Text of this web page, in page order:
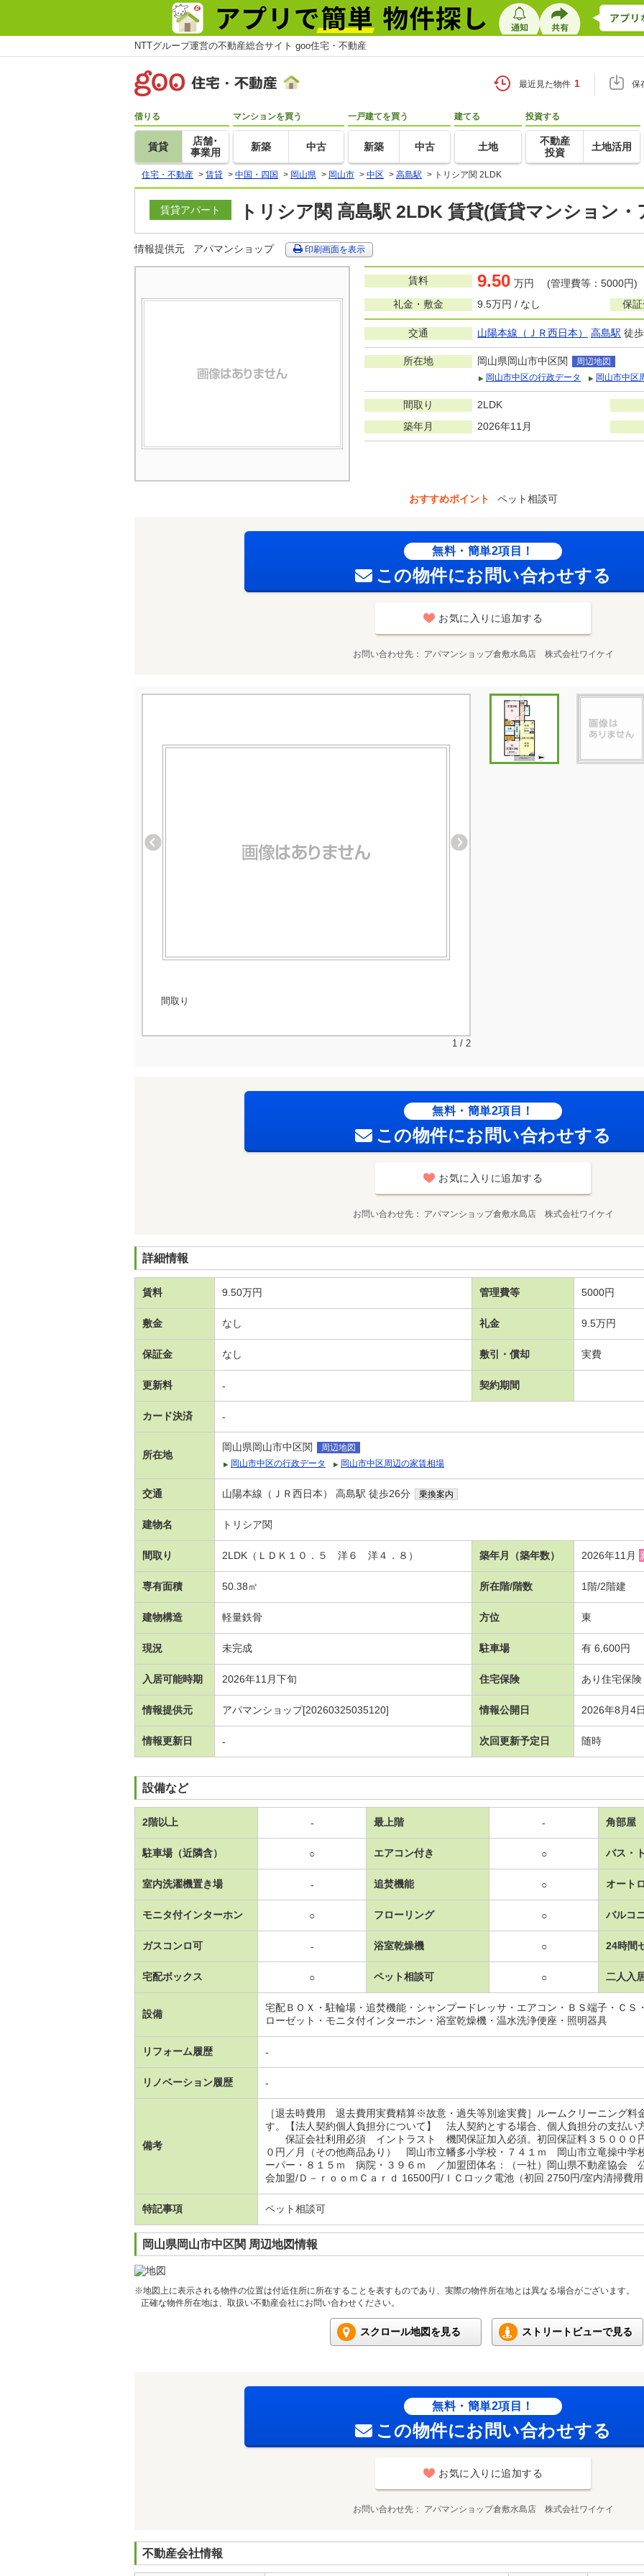
NTTグループ運営の不動産総合サイト goo住宅・不動産
最近見た物件 1 保
借りる
賃貸
店舗･
事業用
マンションを買う
新築 中古
一戸建てを買う
新築 中古
建てる
土地
投資する
不動産
投資
土地活用
住宅・不動産 > 賃貸 > 中国・四国 > 岡山県 > 岡山市 > 中区 > 高島駅 > トリシア関 2LDK
賃貸アパート トリシア関 高島駅 2LDK 賃貸(賃貸マンション・
情報提供元 アパマンショップ 印刷画面を表示
賃料 9.50 万円 (管理費等：5000円)
礼金・敷金
9.5万円 / なし 保
交通 山陽本線（ＪＲ西日本） 高島駅 徒
所在地 岡山県岡山市中区関
周辺地図
岡山市中区の行政データ
岡山市中区
間取り
2LDK
築年月
2026年11月
おすすめポイント ペット相談可
無料・簡単2項目！
この物件にお問い合わせする
お気に入りに追加する
お問い合わせ先 アパマンショップ倉敷水島店 株式会社ワイケイ
間取り
1 / 2
無料・簡単2項目！
この物件にお問い合わせする
お気に入りに追加する
お問い合わせ先 アパマンショップ倉敷水島店 株式会社ワイケイ
詳細情報
賃料 9.50万円 管理費等 5000円
敷金 なし 礼金 9.5万円
保証金 なし 敷引・償却 実費
更新料 - 契約期間
カード決済 -
所在地
岡山県岡山市中区関
周辺地図
岡山市中区の行政データ
岡山市中区周辺の家賃相場
交通 山陽本線（ＪＲ西日本） 高島駅 徒歩26分 乗換案内
建物名 トリシア関
間取り 2LDK（ＬＤＫ１０．５ 洋６ 洋４．８） 築年月（築年数） 2026年11月
専有面積 50.38㎡ 所在階/階数 1階/2階建
建物構造 軽量鉄骨 方位 東
現況 未完成 駐車場 有 6,600円
入居可能時期 2026年11月下旬 住宅保険 あり住宅保険
情報提供元 アパマンショップ[20260325035120] 情報公開日 2026年8月4
情報更新日 - 次回更新予定日 随時
設備など
2階以上 - 最上階 - 角部屋
駐車場（近隣含） ○ エアコン付き ○ バス・
室内洗濯機置き場 - 追焚機能 ○ オート
モニタ付インターホン ○ フローリング ○ バルコ
ガスコンロ可 - 浴室乾燥機 ○ 24時間
宅配ボックス ○ ペット相談可 ○ 二人入
設備
宅配ＢＯＸ・駐輪場・追焚機能・シャンプードレッサ・エアコン・ＢＳ端子・ＣＳ
ローゼット・モニタ付インターホン・浴室乾燥機・温水洗浄便座・照明器具
リフォーム履歴 -
リノベーション履歴 -
備考
［退去時費用 退去費用実費精算※故意・過失等別途実費］ルームクリーニング料
す。【法人契約個人負担分について】 法人契約とする場合、個人負担分の支払い
保証会社利用必須 イントラスト 機関保証加入必須。初回保証料３５０００
０円／月（その他商品あり） 岡山市立幡多小学校・７４１ｍ 岡山市立竜操中
ーパー・８１５ｍ 病院・３９６ｍ ／加盟団体名：（一社）岡山県不動産協会
会加盟/Ｄ－ｒｏｏｍＣａｒｄ 16500円/ＩＣロック電池（初回 2750円/室内清掃費
特記事項 ペット相談可
岡山県岡山市中区関 周辺地図情報
※地図上に表示される物件の位置は付近住所に所在することを表すものであり、実際の物件所在地とは異なる場合がございます。
正確な物件所在地は、取扱い不動産会社にお問い合わせください。
スクロール地図を見る ストリートビューで見る
無料・簡単2項目！
この物件にお問い合わせする
お気に入りに追加する
お問い合わせ先 アパマンショップ倉敷水島店 株式会社ワイケイ
不動産会社情報